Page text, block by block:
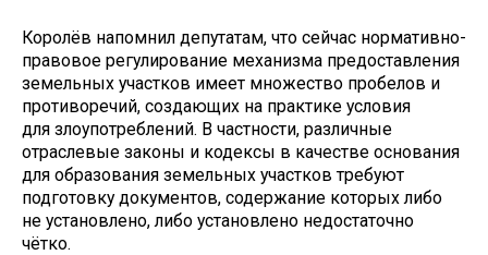
Королёв напомнил депутатам, что сейчас нормативно-
правовое регулирование механизма предоставления
земельных участков имеет множество пробелов и
противоречий, создающих на практике условия
для злоупотреблений. В частности, различные
отраслевые законы и кодексы в качестве основания
для образования земельных участков требуют
подготовку документов, содержание которых либо
не установлено, либо установлено недостаточно
чётко.